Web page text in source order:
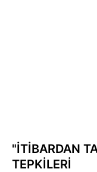
"İTİBARDAN
TEPKİLERİ